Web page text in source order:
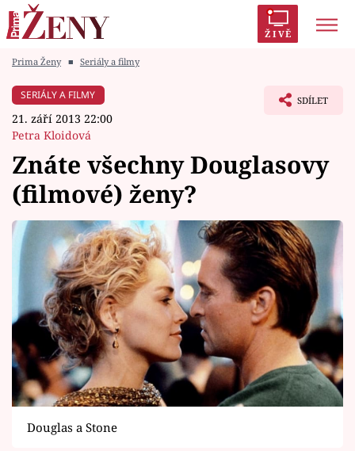
ŽIVĚ
Módní alarm
Témata
Celebrity
Vztahy
Seriály
Horoskopy
Sledujte prima+
Filmový festival Karlovy Vary
Prima Ženy ■ Seriály a filmy
SERIÁLY A FILMY
21. září 2013 22:00
Petra Kloidová
SDÍLET
Znáte všechny Douglasovy
(filmové) ženy?
Douglas a Stone